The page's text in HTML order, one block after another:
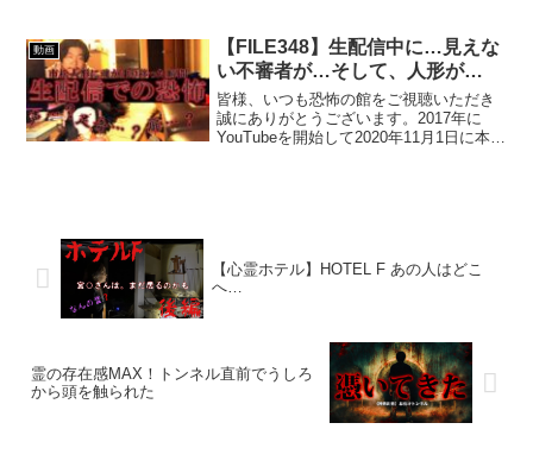
@eusu_eusu2 🔶じょん太...
動画
【FILE348】生配信中に…見えな
い不審者が…そして、人形が…
皆様、いつも恐怖の館をご視聴いただき
誠にありがとうございます。2017年に
YouTubeを開始して2020年11月1日に本格
【心霊ホテル】HOTEL F あの人はどこ
へ…
霊の存在感MAX！トンネル直前でうしろ
から頭を触られた